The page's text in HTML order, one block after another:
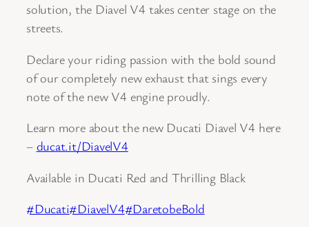
solution, the Diavel V4 takes center stage on the
streets.
Declare your riding passion with the bold sound
of our completely new exhaust that sings every
note of the new V4 engine proudly.
Learn more about the new Ducati Diavel V4 here
– ducat.it/DiavelV4
Available in Ducati Red and Thrilling Black
#Ducati#DiavelV4#DaretobeBold